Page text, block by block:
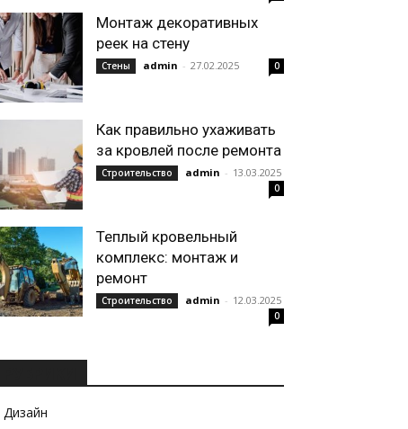
Монтаж декоративных
реек на стену
Стены admin - 27.02.2025 0
Как правильно ухаживать
за кровлей после ремонта
Строительство admin - 13.03.2025
0
Теплый кровельный
комплекс: монтаж и
ремонт
Строительство admin - 12.03.2025
0
Дизайн